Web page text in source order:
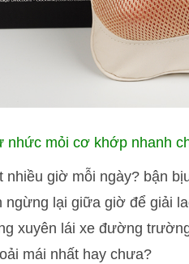
mỏi cơ khớp nhanh
nhiều giờ mỗi ngày? bận
lại giữa giờ để giải
xuyên lái xe đường
mái nhất hay chưa?